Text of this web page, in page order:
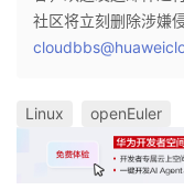
社区将立刻删除涉嫌
Linux openEuler